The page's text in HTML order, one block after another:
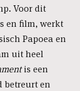
Voor dit
en film, werkt
Papoea en
uit heel
is een
betreurt en